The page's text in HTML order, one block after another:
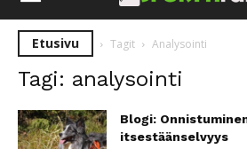
Etusivu Tagit Analysointi
Tagi: analysointi
Blogi:
itsestäänselvyys